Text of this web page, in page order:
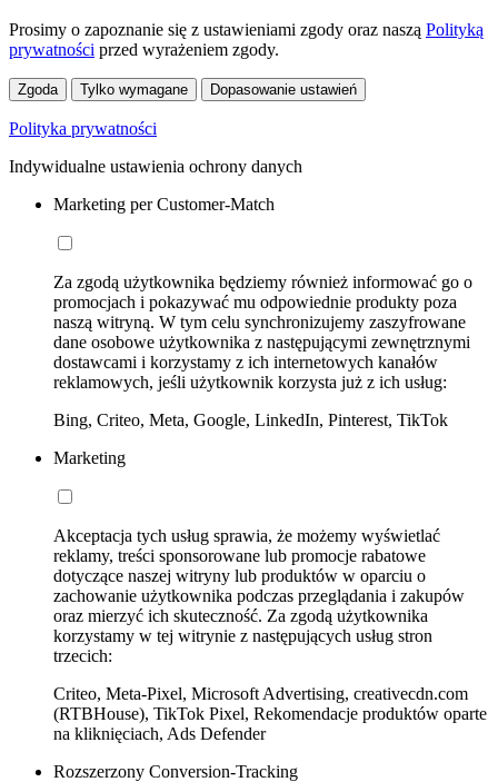
Prosimy o zapoznanie się z ustawieniami zgody oraz naszą Polityką
prywatności przed wyrażeniem zgody.
Zgoda Tylko wymagane Dopasowanie ustawień
Polityka prywatności
Indywidualne ustawienia ochrony danych
Marketing per Customer-Match
Za zgodą użytkownika będziemy również informować go o
promocjach i pokazywać mu odpowiednie produkty poza
naszą witryną. W tym celu synchronizujemy zaszyfrowane
dane osobowe użytkownika z następującymi zewnętrznymi
dostawcami i korzystamy z ich internetowych kanałów
reklamowych, jeśli użytkownik korzysta już z ich usług:
Bing, Criteo, Meta, Google, LinkedIn, Pinterest, TikTok
Marketing
Akceptacja tych usług sprawia, że możemy wyświetlać
reklamy, treści sponsorowane lub promocje rabatowe
dotyczące naszej witryny lub produktów w oparciu o
zachowanie użytkownika podczas przeglądania i zakupów
oraz mierzyć ich skuteczność. Za zgodą użytkownika
korzystamy w tej witrynie z następujących usług stron
trzecich:
Criteo, Meta-Pixel, Microsoft Advertising, creativecdn.com
(RTBHouse), TikTok Pixel, Rekomendacje produktów oparte
na kliknięciach, Ads Defender
Rozszerzony Conversion-Tracking